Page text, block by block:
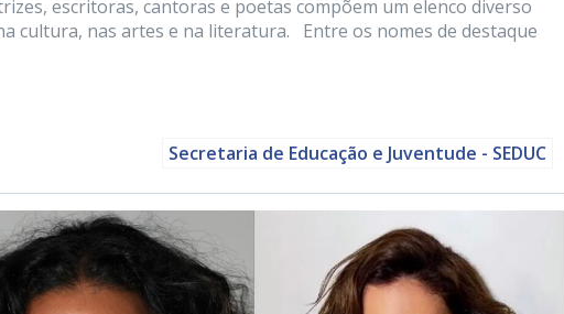
escritoras, cantoras e poetas compõem um elenco diverso
cultura, nas artes e na literatura. Entre os nomes de destaque
Secretaria de Educação e Juventude - SEDUC